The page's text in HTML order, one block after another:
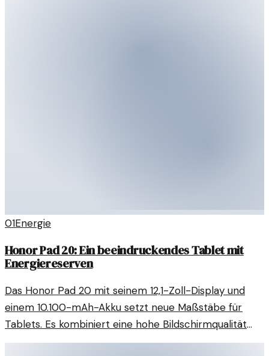
01Energie
Honor Pad 20: Ein beeindruckendes Tablet mit
Energiereserven
Das Honor Pad 20 mit seinem 12,1-Zoll-Display und
einem 10.100-mAh-Akku setzt neue Maßstäbe für
Tablets. Es kombiniert eine hohe Bildschirmqualität
mit bemerkenswerter Akkulaufzeit.